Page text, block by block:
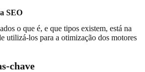
SEO
o que é, e que tipos existem, está na
utilizá-los para a otimização dos motores
chave